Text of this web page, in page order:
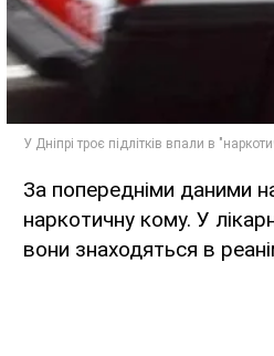
За попередніми даними на
наркотичну кому. У
вони знаходяться в